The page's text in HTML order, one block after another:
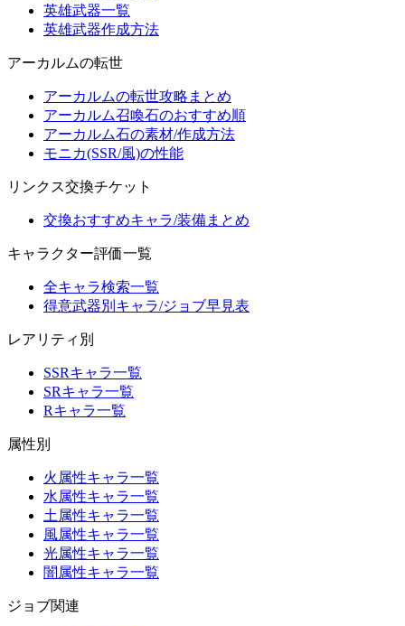
英雄武器一覧
英雄武器作成方法
アーカルムの転世
アーカルムの転世攻略まとめ
アーカルム召喚石のおすすめ順
アーカルム石の素材/作成方法
モニカ(SSR/風)の性能
リンクス交換チケット
交換おすすめキャラ/装備まとめ
キャラクター評価一覧
全キャラ検索一覧
得意武器別キャラ/ジョブ早見表
レアリティ別
SSRキャラ一覧
SRキャラ一覧
Rキャラ一覧
属性別
火属性キャラ一覧
水属性キャラ一覧
土属性キャラ一覧
風属性キャラ一覧
光属性キャラ一覧
闇属性キャラ一覧
ジョブ関連